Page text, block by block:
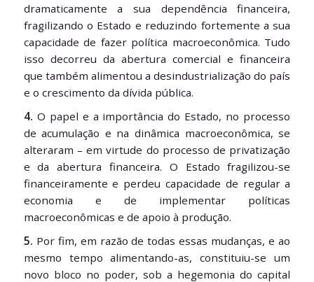
dramaticamente a sua dependência financeira,
fragilizando o Estado e reduzindo fortemente a sua
capacidade de fazer política macroeconômica. Tudo
isso decorreu da abertura comercial e financeira
que também alimentou a desindustrialização do país
e o crescimento da dívida pública.
4. O papel e a importância do Estado, no processo
de acumulação e na dinâmica macroeconômica, se
alteraram – em virtude do processo de privatização
e da abertura financeira. O Estado fragilizou-se
financeiramente e perdeu capacidade de regular a
economia e de implementar políticas
macroeconômicas e de apoio à produção.
5. Por fim, em razão de todas essas mudanças, e ao
mesmo tempo alimentando-as, constituiu-se um
novo bloco no poder, sob a hegemonia do capital